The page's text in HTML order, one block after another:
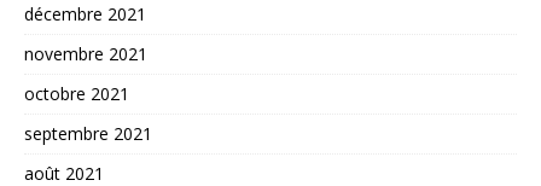
décembre 2021
novembre 2021
octobre 2021
septembre 2021
août 2021